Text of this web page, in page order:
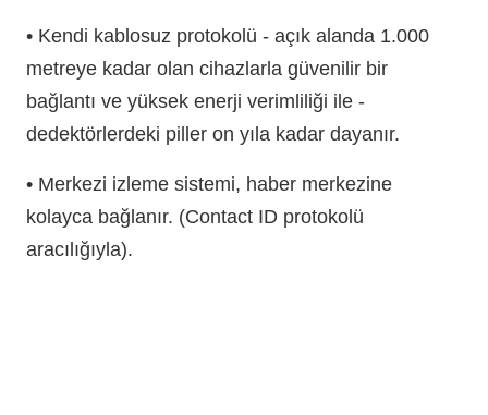
• Kendi kablosuz protokolü - açık alanda 1.000
metreye kadar olan cihazlarla güvenilir bir
bağlantı ve yüksek enerji verimliliği ile -
dedektörlerdeki piller on yıla kadar dayanır.
• Merkezi izleme sistemi, haber merkezine
kolayca bağlanır. (Contact ID protokolü
aracılığıyla).